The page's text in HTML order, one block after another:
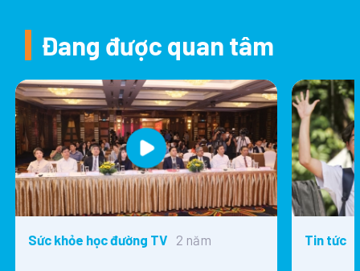
Đang được quan tâm
Sức khỏe học đường TV 2 năm Tin tức